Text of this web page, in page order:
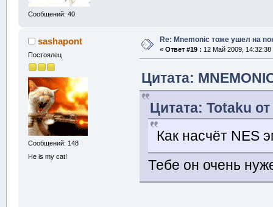
Сообщений: 40
sashapont
Постоялец
Сообщений: 148
He is my cat!
Re: Mnemonic тоже ушел на
« Ответ #19 : 12 Май 2009, 14:32:38
Цитата:
Цитата: Totaku
Как насчёт NES
Тебе он очень